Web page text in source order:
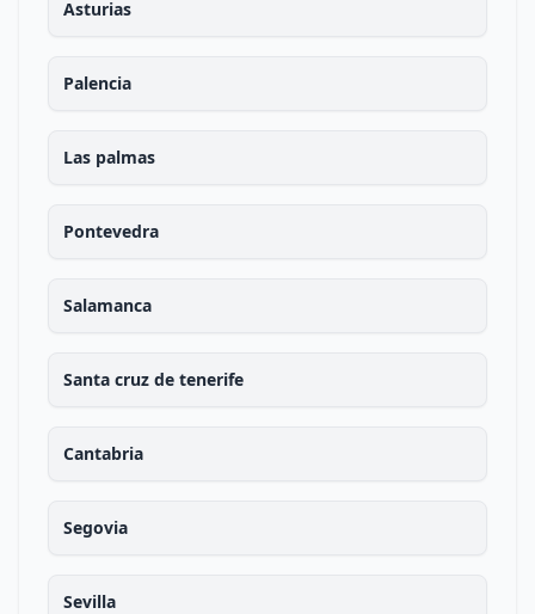
Asturias
Palencia
Las palmas
Pontevedra
Salamanca
Santa cruz de tenerife
Cantabria
Segovia
Sevilla